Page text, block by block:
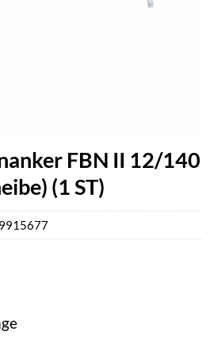
FBN II 12/140
(1 ST)